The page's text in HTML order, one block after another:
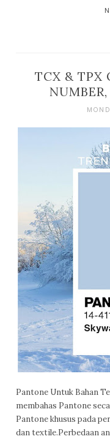
TCX & TPX
Pantone Untuk Bahan
membahas Pantone
Pantone khusus pada
dan textile.Perbedaan